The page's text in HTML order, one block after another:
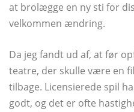
at brolægge en ny sti for
velkommen ændring.
Da jeg fandt ud af, at før
teatre, der skulle være en
tilbage. Licensierede spil
godt, og det er ofte